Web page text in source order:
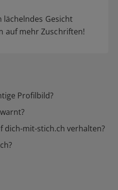
lächelndes Gesicht
auf mehr Zuschriften!
Profilbild?
dich-mit-stich.ch verhalten?